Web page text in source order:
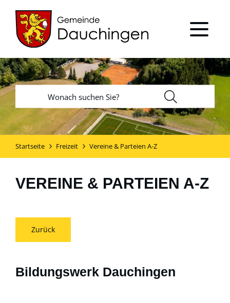
Startseite Freizeit Vereine & Parteien A-Z
VEREINE & PARTEIEN A-Z
Zurück
Bildungswerk Dauchingen